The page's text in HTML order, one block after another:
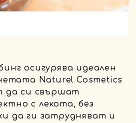
осигурява идеален
Naturel Cosmetics
да си свършат
с лекота, без
да ги затрудняват и